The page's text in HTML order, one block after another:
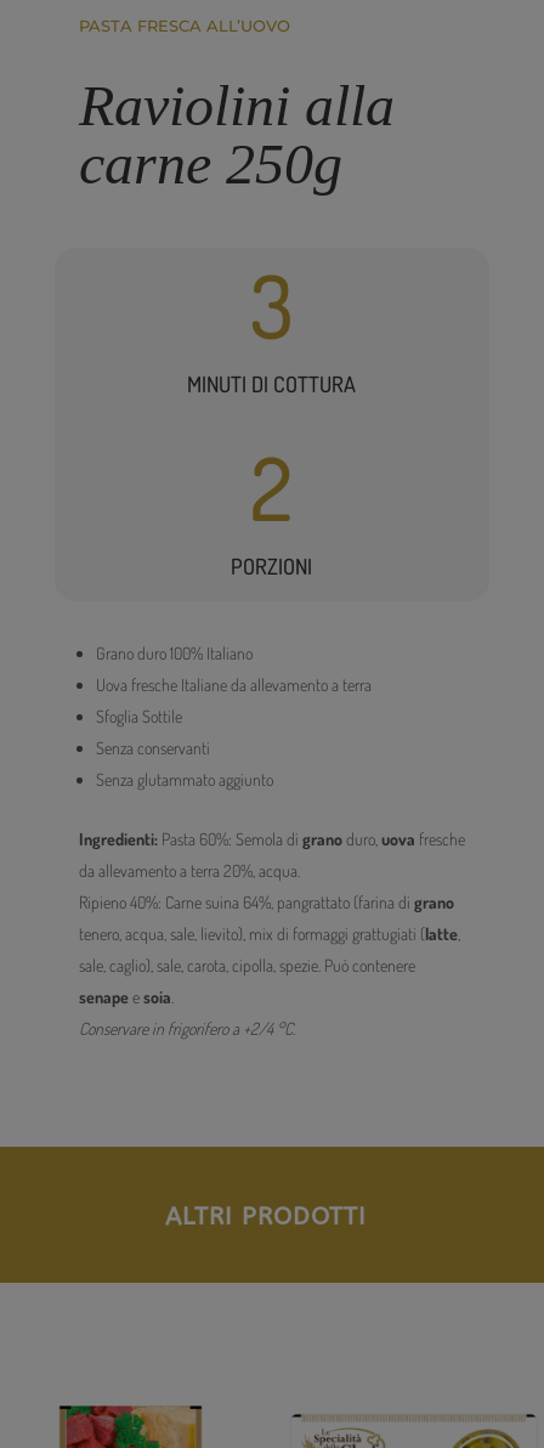
PASTA FRESCA ALL’UOVO
Raviolini alla
carne 250g
3
MINUTI DI COTTURA
2
PORZIONI
Grano duro 100% Italiano
Uova fresche Italiane da allevamento a terra
Sfoglia Sottile
Senza conservanti
Senza glutammato aggiunto
Ingredienti:Pasta 60%: Semola di granoduro, uova fresche
da allevamento a terra 20%, acqua.
Ripieno 40%: Carne suina 64%, pangrattato (farina di grano
tenero, acqua, sale, lievito), mix di formaggi grattugiati (latte,
sale, caglio), sale, carota, cipolla, spezie. Può contenere
senapeesoia
Conservare in frigorifero a +2/4 °C.
ALTRI PRODOTTI